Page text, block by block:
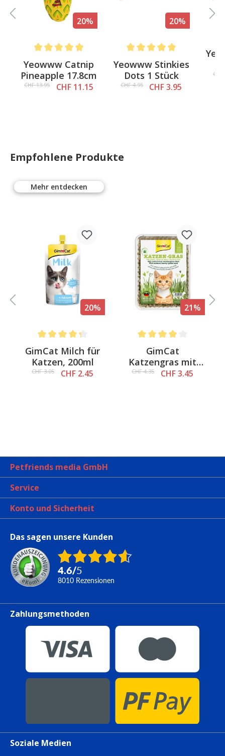
20%
Average rating of 5 out of 5 stars
Yeowww Catnip
Pineapple 17.8cm
CHF 13.95 CHF 11.15
20%
Average rating of 5 out of 5
Yeowww Stinkies
Dots 1 Stück
CHF 4.95 CHF 3.95
CHF
Empfohlene Produkte
Mehr entdecken
20%
Average rating of 4.3 out of 5 stars
GimCat Milch für
Katzen, 200ml
CHF 3.05 CHF 2.45
21%
Average rating of 4 out of
GimCat
Katzengras mit
natürlicher
CHF 4.35 CHF 3.45
Petfriends media GmbH
Service
Konto und Sicherheit
Das sagen unsere Kunden
4.6/5
8010 Rezensionen
Zahlungsmethoden
Soziale Medien